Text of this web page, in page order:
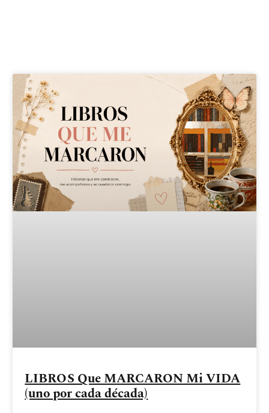
LIBROS Que MARCARON Mi VIDA
(uno por cada década)